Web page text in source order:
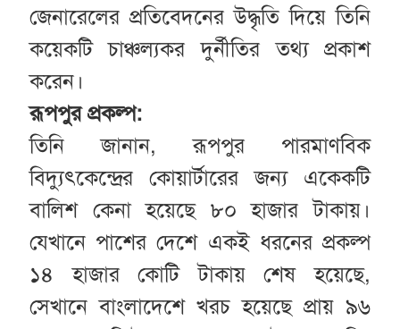
জেনারেলের প্রতিবেদনের উদ্ধৃতি দিয়ে তিনি
কয়েকটি চাঞ্চল্যকর দুর্নীতির তথ্য প্রকাশ
করেন।
রূপপুর প্রকল্প:
তিনি জানান, রূপপুর পারমাণবিক
বিদ্যুৎকেন্দ্রের কোয়ার্টারের জন্য একেকটি
বালিশ কেনা হয়েছে ৮০ হাজার টাকায়।
যেখানে পাশের দেশে একই ধরনের প্রকল্প
১৪ হাজার কোটি টাকায় শেষ হয়েছে,
সেখানে বাংলাদেশে খরচ হয়েছে প্রায় ৯৬